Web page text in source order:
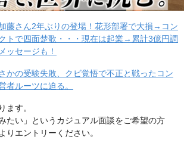
藤さん2年ぶりの登場！花形部署で大損→コン
トで四面楚歌・・・現在は起業→累計3億円調
ッセージも！
かの受験失敗、クビ覚悟で不正と戦ったコン
者ルーツに迫る。
ます。
たい」というカジュアル面談をご希望の方
りエントリーください。